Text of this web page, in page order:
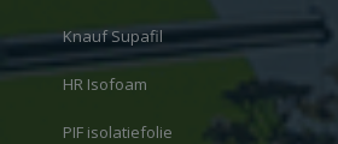
Knauf Supafil
HR Isofoam
PIF isolatiefolie